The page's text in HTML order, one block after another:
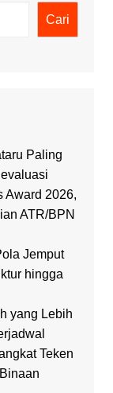
Cari
Paling
Award 2026,
ATR/BPN
Jemput
hingga
yang Lebih
Teken